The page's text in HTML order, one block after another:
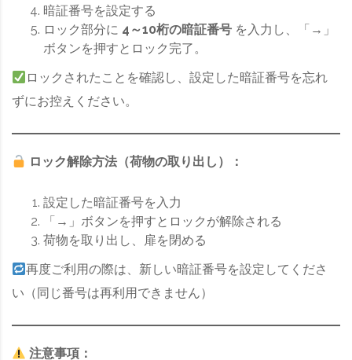
暗証番号を設定する
ロック部分に 4～10桁の暗証番号 を入力し、「→」
ボタンを押すとロック完了。
ロックされたことを確認し、設定した暗証番号を忘れ
ずにお控えください。
ロック解除方法（荷物の取り出し）：
設定した暗証番号を入力
「→」ボタンを押すとロックが解除される
荷物を取り出し、扉を閉める
再度ご利用の際は、新しい暗証番号を設定してくださ
い（同じ番号は再利用できません）
注意事項：